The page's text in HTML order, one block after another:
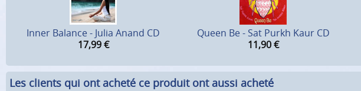
Inner Balance - Julia Anand CD
17,99 €
Queen Be - Sat Purkh Kaur CD
11,90 €
Les clients qui ont acheté ce produit ont aussi acheté